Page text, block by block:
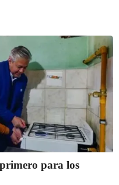
para los